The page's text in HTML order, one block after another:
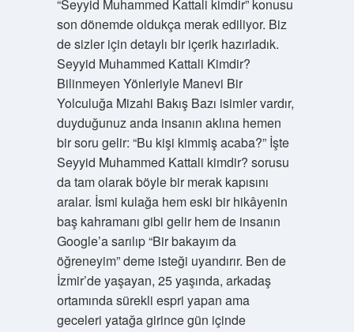
Yazılar
“Seyyid Muhammed Kattali kimdir” konusu
son dönemde oldukça merak ediliyor. Biz
de sizler için detaylı bir içerik hazırladık.
Seyyid Muhammed Kattali Kimdir?
Bilinmeyen Yönleriyle Manevi Bir
Yolculuğa Mizahi Bakış Bazı isimler vardır,
duyduğunuz anda insanın aklına hemen
bir soru gelir: “Bu kişi kimmiş acaba?” İşte
Seyyid Muhammed Kattali kimdir? sorusu
da tam olarak böyle bir merak kapısını
aralar. İsmi kulağa hem eski bir hikâyenin
baş kahramanı gibi gelir hem de insanın
Google’a sarılıp “Bir bakayım da
öğreneyim” deme isteği uyandırır. Ben de
İzmir’de yaşayan, 25 yaşında, arkadaş
ortamında sürekli espri yapan ama
geceleri yatağa girince gün içinde